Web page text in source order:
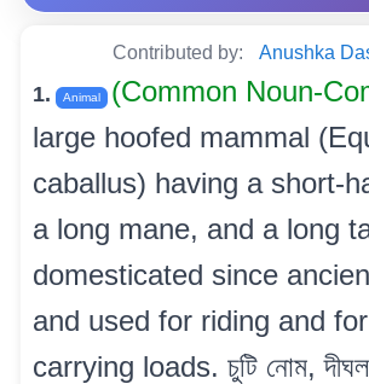
Contributed by: Anushka
1. Animal (Common Noun-
large hoofed mammal
caballus) having a short-
a long mane, and a long
domesticated since
and used for riding and
carrying loads. চুটি নোম,